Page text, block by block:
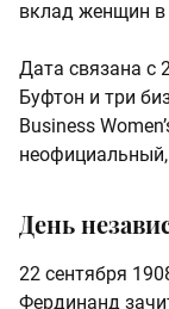
вклад женщин в
Дата связана с
Буфтон и три
Business
День
22 сентября
Фердинанд